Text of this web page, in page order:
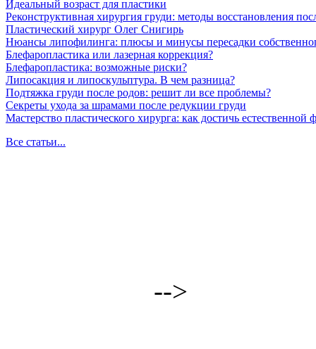
Идеальный возраст для пластики
Реконструктивная хирургия груди: методы восстановления
Пластический хирург Олег Снигирь
Нюансы липофилинга: плюсы и минусы пересадки
Блефаропластика или лазерная коррекция?
Блефаропластика: возможные риски?
Липосакция и липоскульптура. В чем разница?
Подтяжка груди после родов: решит ли все проблемы?
Секреты ухода за шрамами после редукции груди
Мастерство пластического хирурга: как достичь
Все статьи...
-->